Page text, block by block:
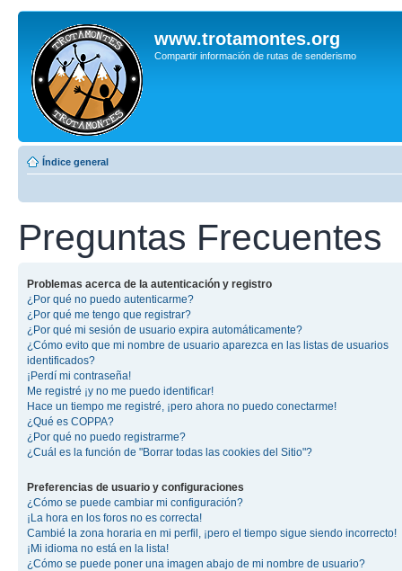
www.trotamontes.org
Compartir información de rutas de senderismo
Índice general
Preguntas Frecuentes
Problemas acerca de la autenticación y registro
¿Por qué no puedo autenticarme?
¿Por qué me tengo que registrar?
¿Por qué mi sesión de usuario expira automáticamente?
¿Cómo evito que mi nombre de usuario aparezca en las listas de usuarios
identificados?
¡Perdí mi contraseña!
Me registré ¡y no me puedo identificar!
Hace un tiempo me registré, ¡pero ahora no puedo conectarme!
¿Qué es COPPA?
¿Por qué no puedo registrarme?
¿Cuál es la función de "Borrar todas las cookies del Sitio"?
Preferencias de usuario y configuraciones
¿Cómo se puede cambiar mi configuración?
¡La hora en los foros no es correcta!
Cambié la zona horaria en mi perfil, ¡pero el tiempo sigue siendo incorrecto!
¡Mi idioma no está en la lista!
¿Cómo se puede poner una imagen abajo de mi nombre de usuario?